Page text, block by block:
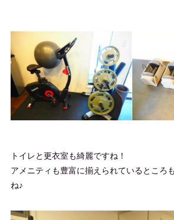
トイレと更衣室も綺麗ですね！
アメニティも豊富に揃えられているところ
ね♪